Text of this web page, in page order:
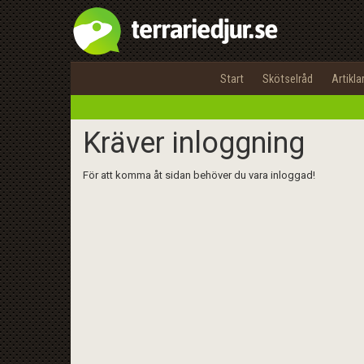
Start Skötselråd Artiklar
Kräver inloggning
För att komma åt sidan behöver du vara inloggad!